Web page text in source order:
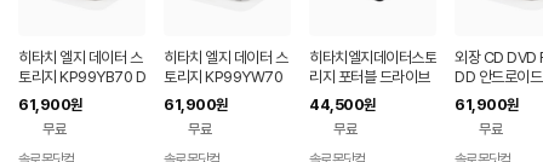
히타치 엘지 데이터 스
토리지 KP99YB70 D
VD 블랙 외장ODD C
D DVD 리핑 안드로이
61,900원
무료
히타치 엘지 데이터 스
토리지 KP99YW70
DVD 화이트 외장OD
D CD DVD 리핑 안드
로이드
61,900원
무료
히타치엘지데이터스토
리지 포터블 드라이브
데스크탑 노트북 CD
DVD
44,500원
무료
외장 CD DVD
DD 안드로이
트폰 지원
블랙 히타치엘
9YB70
61,900원
무료